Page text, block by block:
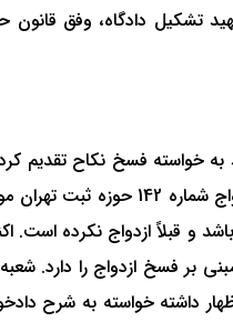
خواسته فسخ نکاح تقدیم
کپی شناسنامه و اظهارنامه، توضیح داده است به موجب سند
و قبلاً ازدواج نکرده
داشته خواسته به شرح